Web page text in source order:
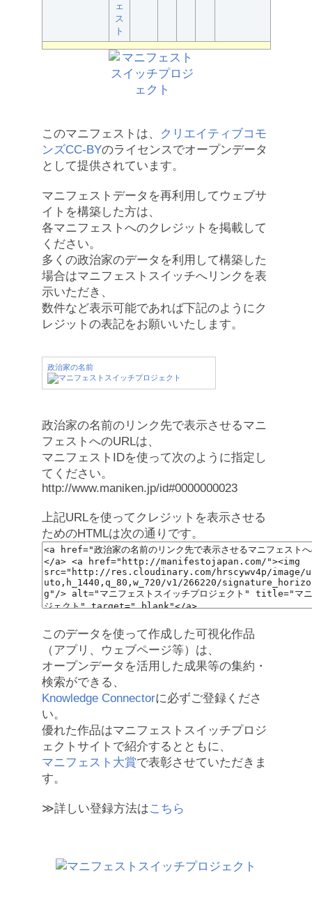
ェ
ス
ト
このマニフェストは、
クリエイティブコモ
ンズCC-BYのライセンスでオープンデータ
として提供されています。
マニフェストデータを再利用してウェブサ
イトを構築した方は、
各マニフェストへのクレジットを掲載して
ください。
多くの政治家のデータを利用して構築した
場合はマニフェストスイッチへリンクを表
示いただき、
数件など表示可能であれば下記のようにク
レジットの表記をお願いいたします。
政治家の名前
政治家の名前のリンク先で表示させるマニ
フェストへのURLは、
マニフェストIDを使って次のように指定し
てください。
http://www.maniken.jp/id#0000000023
上記URLを使ってクレジットを表示させる
ためのHTMLは次の通りです。
このデータを使って作成した可視化作品
（アプリ、ウェブページ等）は、
オープンデータを活用した成果等の集約・
検索ができる、
Knowledge Connectorに必ずご登録くださ
い。
優れた作品はマニフェストスイッチプロジ
ェクトサイトで紹介するとともに、
マニフェスト大賞で表彰させていただきま
す。
≫詳しい登録方法はこちら